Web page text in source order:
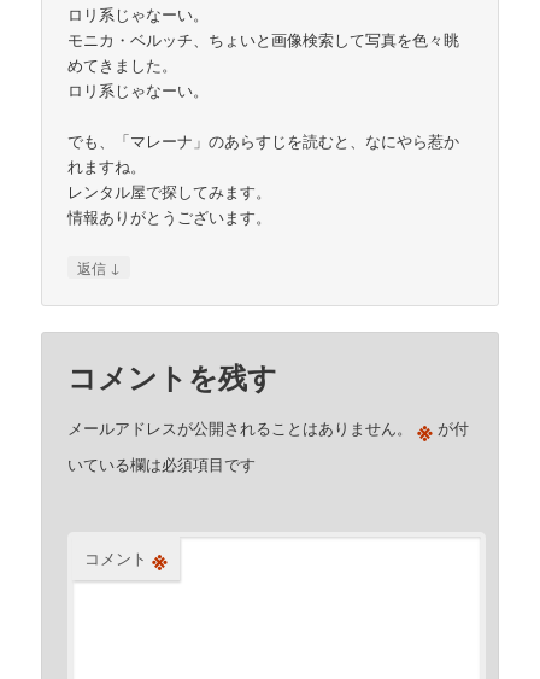
ロリ系じゃなーい。
モニカ・ベルッチ、ちょいと画像検索して写真を色々眺
めてきました。
ロリ系じゃなーい。
でも、「マレーナ」のあらすじを読むと、なにやら惹か
れますね。
レンタル屋で探してみます。
情報ありがとうございます。
返信 ↓
コメントを残す
メールアドレスが公開されることはありません。 ※ が付
いている欄は必須項目です
コメント ※